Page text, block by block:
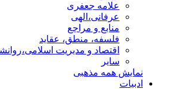
علامه جعفری
عرفانی،الهی
منابع و مراجع
فلسفه، منطق، عقاید
اقتصاد و مدیریت
سایر
نمایش همه مذهبی
ادبیات